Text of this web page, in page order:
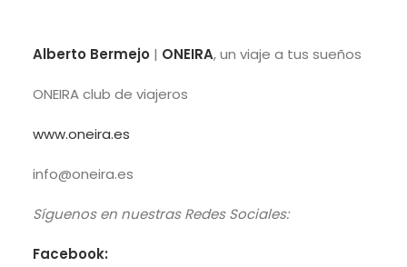
Alberto Bermejo | ONEIRA, un viaje a tus sueños
ONEIRA club de viajeros
www.oneira.es
info@oneira.es
Síguenos en nuestras Redes Sociales:
Facebook: